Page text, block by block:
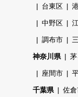
台東区
中野区
調布市
神奈川県
座間市
千葉県 佐